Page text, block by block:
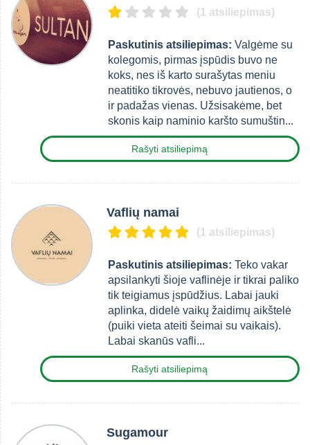
(1 atsiliepimas)
Paskutinis atsiliepimas: Valgėme su
kolegomis, pirmas įspūdis buvo ne
koks, nes iš karto surašytas meniu
neatitiko tikrovės, nebuvo jautienos, o
ir padažas vienas. Užsisakėme, bet
skonis kaip naminio karšto sumuštin...
Rašyti atsiliepimą
Vaflių namai
(1 atsiliepimas)
Paskutinis atsiliepimas: Teko vakar
apsilankyti šioje vaflinėje ir tikrai paliko
tik teigiamus įspūdžius. Labai jauki
aplinka, didelė vaikų žaidimų aikštelė
(puiki vieta ateiti šeimai su vaikais).
Labai skanūs vafli...
Rašyti atsiliepimą
Sugamour